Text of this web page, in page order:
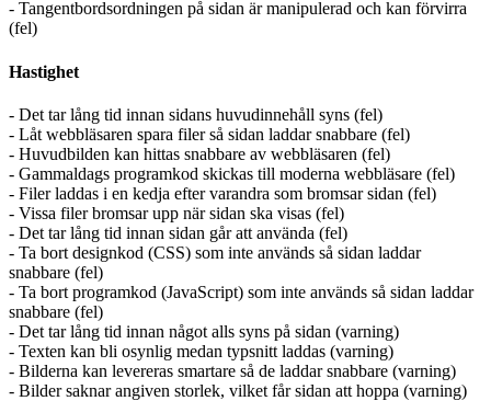
- Tangentbordsordningen på sidan är manipulerad och kan förvirra
(fel)
Hastighet
- Det tar lång tid innan sidans huvudinnehåll syns (fel)
- Låt webbläsaren spara filer så sidan laddar snabbare (fel)
- Huvudbilden kan hittas snabbare av webbläsaren (fel)
- Gammaldags programkod skickas till moderna webbläsare (fel)
- Filer laddas i en kedja efter varandra som bromsar sidan (fel)
- Vissa filer bromsar upp när sidan ska visas (fel)
- Det tar lång tid innan sidan går att använda (fel)
- Ta bort designkod (CSS) som inte används så sidan laddar
snabbare (fel)
- Ta bort programkod (JavaScript) som inte används så sidan laddar
snabbare (fel)
- Det tar lång tid innan något alls syns på sidan (varning)
- Texten kan bli osynlig medan typsnitt laddas (varning)
- Bilderna kan levereras smartare så de laddar snabbare (varning)
- Bilder saknar angiven storlek, vilket får sidan att hoppa (varning)